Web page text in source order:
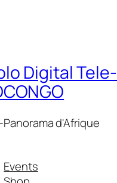
Digital Tele-
Panorama d'Afrique
Events